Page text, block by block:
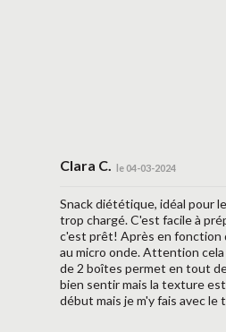
Clara C. le 04-03-2024
Snack diététique, idéal pour
trop chargé. C'est facile à
c'est prêt! Après en fonction
au micro onde. Attention cela
de 2 boîtes permet en tout
bien sentir mais la texture est
début mais je m'y fais avec